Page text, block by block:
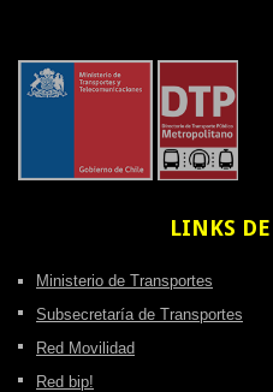
LINKS
Ministerio de Transportes
Subsecretaría de Transportes
Red Movilidad
Red bip!